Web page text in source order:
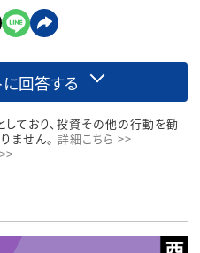
回答する
ており、投資その他の行動を勧
ません。 詳細こちら >>